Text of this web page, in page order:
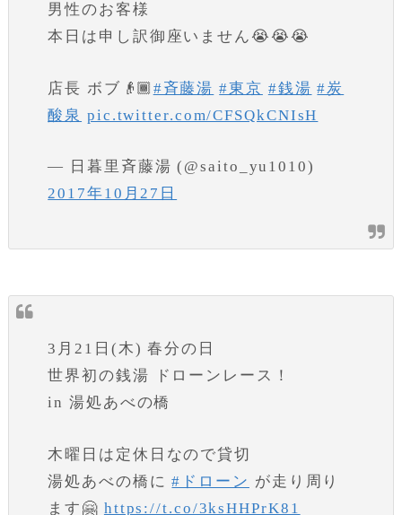
男性のお客様
本日は申し訳御座いません😭😭😭
店長 ボブ👴🏾 #斉藤湯 #東京 #銭湯 #炭
酸泉 pic.twitter.com/CFSQkCNIsH
— 日暮里斉藤湯 (@saito_yu1010)
2017年10月27日
3月21日(木) 春分の日
世界初の銭湯 ドローンレース！
in 湯処あべの橋
木曜日は定休日なので貸切
湯処あべの橋に#ドローン が走り周り
ます🤗 https://t.co/3ksHHPrK81